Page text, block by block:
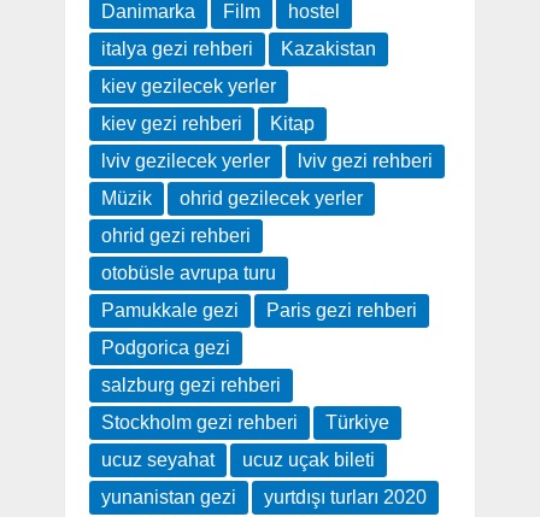
Danimarka
Film
hostel
italya gezi rehberi
Kazakistan
kiev gezilecek yerler
kiev gezi rehberi
Kitap
lviv gezilecek yerler
lviv gezi rehberi
Müzik
ohrid gezilecek yerler
ohrid gezi rehberi
otobüsle avrupa turu
Pamukkale gezi
Paris gezi rehberi
Podgorica gezi
salzburg gezi rehberi
Stockholm gezi rehberi
Türkiye
ucuz seyahat
ucuz uçak bileti
yunanistan gezi
yurtdışı turları 2020